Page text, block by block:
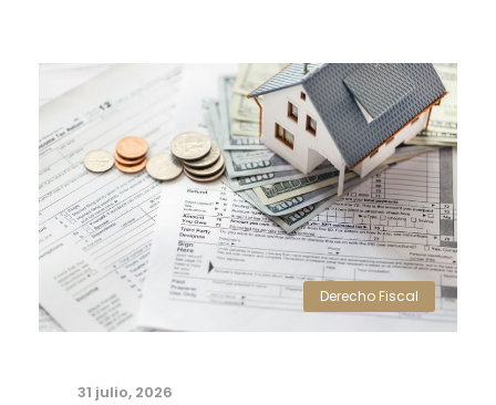
Derecho Fiscal
31 julio, 2026